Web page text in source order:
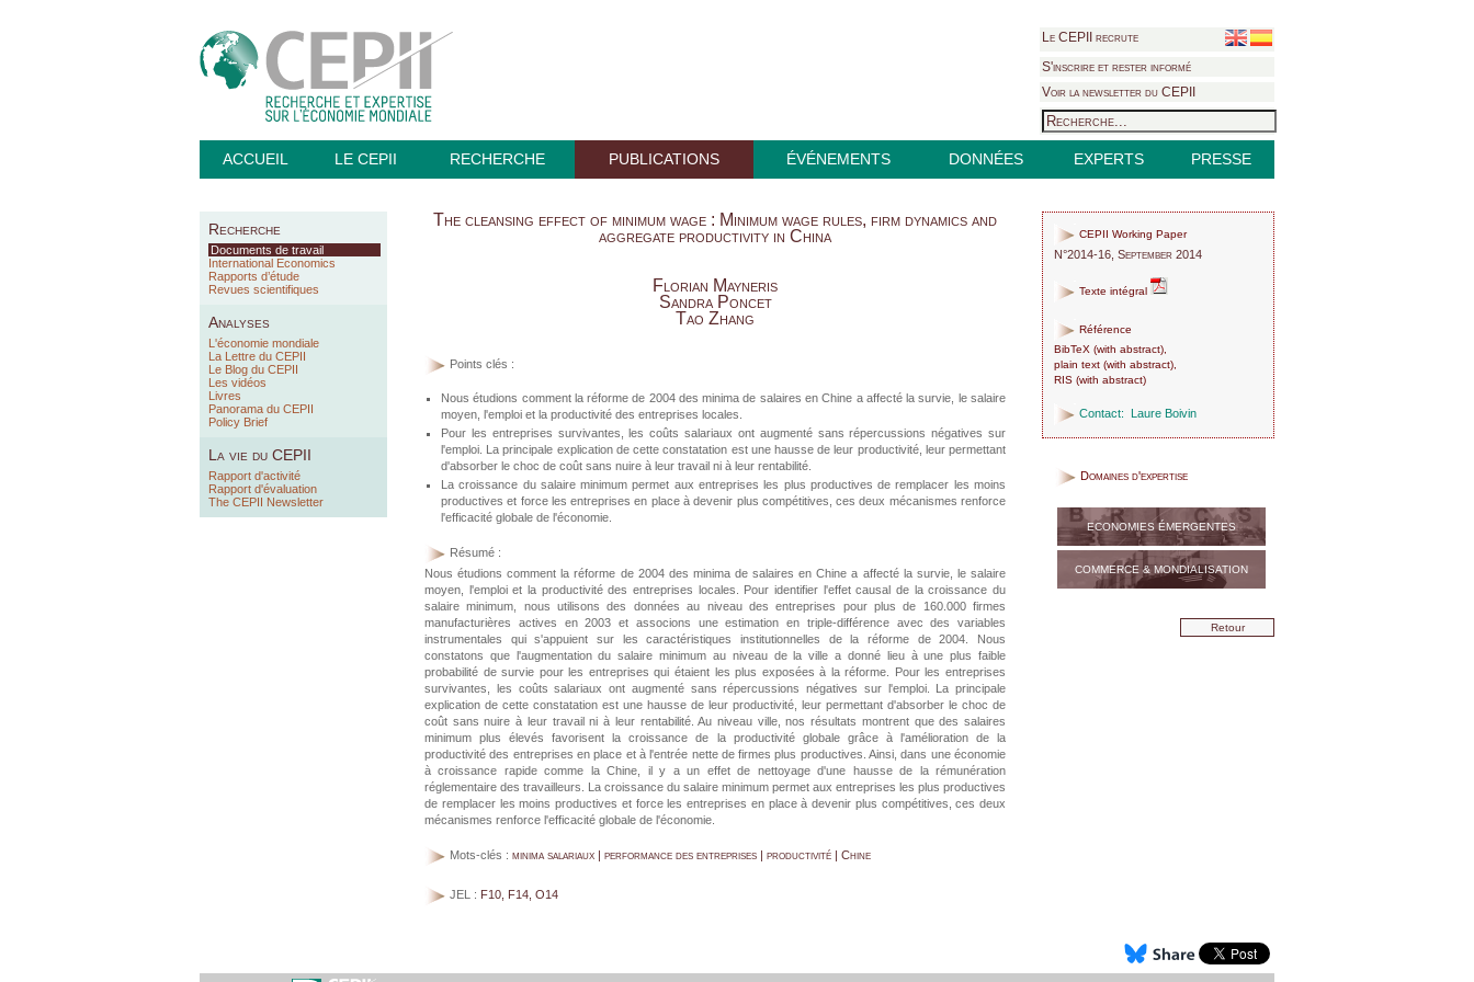
Le CEPII recrute
S'inscrire et rester informé
Voir la newsletter du CEPII
ACCUEIL LE CEPII RECHERCHE PUBLICATIONS ÉVÉNEMENTS DONNÉES EXPERTS PRESSE
Recherche
Documents de travail
International Economics
Rapports d’étude
Revues scientifiques
Analyses
L'économie mondiale
La Lettre du CEPII
Le Blog du CEPII
Les vidéos
Livres
Panorama du CEPII
Policy Brief
La vie du CEPII
Rapport d'activité
Rapport d'évaluation
The CEPII Newsletter
The cleansing effect of minimum wage : Minimum wage rules, firm dynamics and
aggregate productivity in China
Florian Mayneris
Sandra Poncet
Tao Zhang
Points clés :
Nous étudions comment la réforme de 2004 des minima de salaires en Chine a affecté la survie, le salaire
moyen, l'emploi et la productivité des entreprises locales.
Pour les entreprises survivantes, les coûts salariaux ont augmenté sans répercussions négatives sur
l'emploi. La principale explication de cette constatation est une hausse de leur productivité, leur permettant
d'absorber le choc de coût sans nuire à leur travail ni à leur rentabilité.
La croissance du salaire minimum permet aux entreprises les plus productives de remplacer les moins
productives et force les entreprises en place à devenir plus compétitives, ces deux mécanismes renforce
l'efficacité globale de l'économie.
Résumé :
Nous étudions comment la réforme de 2004 des minima de salaires en Chine a affecté la survie, le salaire
moyen, l'emploi et la productivité des entreprises locales. Pour identifier l'effet causal de la croissance du
salaire minimum, nous utilisons des données au niveau des entreprises pour plus de 160.000 firmes
manufacturières actives en 2003 et associons une estimation en triple-différence avec des variables
instrumentales qui s'appuient sur les caractéristiques institutionnelles de la réforme de 2004. Nous
constatons que l'augmentation du salaire minimum au niveau de la ville a donné lieu à une plus faible
probabilité de survie pour les entreprises qui étaient les plus exposées à la réforme. Pour les entreprises
survivantes, les coûts salariaux ont augmenté sans répercussions négatives sur l'emploi. La principale
explication de cette constatation est une hausse de leur productivité, leur permettant d'absorber le choc de
coût sans nuire à leur travail ni à leur rentabilité. Au niveau ville, nos résultats montrent que des salaires
minimum plus élevés favorisent la croissance de la productivité globale grâce à l'amélioration de la
productivité des entreprises en place et à l'entrée nette de firmes plus productives. Ainsi, dans une économie
à croissance rapide comme la Chine, il y a un effet de nettoyage d'une hausse de la rémunération
réglementaire des travailleurs. La croissance du salaire minimum permet aux entreprises les plus productives
de remplacer les moins productives et force les entreprises en place à devenir plus compétitives, ces deux
mécanismes renforce l'efficacité globale de l'économie.
Mots-clés : minima salariaux | performance des entreprises | productivité | Chine
JEL : F10, F14, O14
CEPII Working Paper
N°2014-16, September 2014
Texte intégral
Référence
BibTeX (with abstract),
plain text (with abstract),
RIS (with abstract)
Contact: Laure Boivin
Domaines d'expertise
ECONOMIES ÉMERGENTES
COMMERCE & MONDIALISATION
Retour